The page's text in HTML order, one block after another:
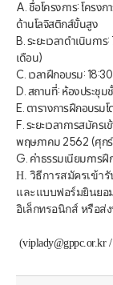
A. ชื่อโครงการ: โคร
ด้านโลจิสติกส์ขั้นสูง
B. ระยะเวลาดำเนินก
เดือน)
C. เวลาฝึกอบรม:
D. สถานที่: ห้องประชุม
E. ตารางการฝึกอบรม
F. ระยะเวลาการสมัค
พฤษภาคม 2562 (ศุก
G. ค่าธรรมเนียมการ
H. วิธีการสมัครเข้า
และแบบฟอร์มยินยอ
อิเล็กทรอนิกส์ หรือส่
(viplady@gppc.or.kr